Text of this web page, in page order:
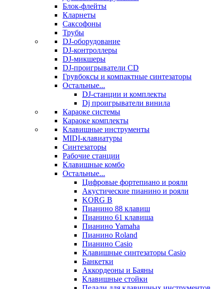
Блок-флейты
Кларнеты
Саксофоны
Трубы
DJ-оборудование
DJ-контроллеры
DJ-микшеры
DJ-проигрыватели CD
Грувбоксы и компактные синтезаторы
Остальные...
DJ-станции и комплекты
Dj проигрыватели винила
Караоке системы
Караоке комплекты
Клавишные инструменты
MIDI-клавиатуры
Синтезаторы
Рабочие станции
Клавишные комбо
Остальные...
Цифровые фортепиано и рояли
Акустические пианино и рояли
KORG B
Пианино 88 клавиш
Пианино 61 клавиша
Пианино Yamaha
Пианино Roland
Пианино Casio
Клавишные синтезаторы Casio
Банкетки
Аккордеоны и Баяны
Клавишные стойки